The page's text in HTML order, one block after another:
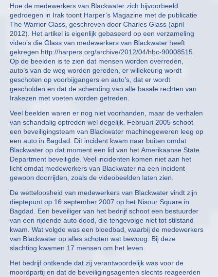
Hoe de medewerkers van Blackwater zich bijvoorbeeld
gedroegen in Irak toont Harper’s Magazine met de publicatie
The Warrior Class, geschreven door Charles Glass (april
2012). Het artikel is eigenlijk gebaseerd op een verzameling
video’s die Glass van medewerkers van Blackwater heeft
gekregen http://harpers.org/archive/2012/04/hbc-90008515.
Op de beelden is te zien dat mensen worden overreden,
auto’s van de weg worden gereden, er willekeurig wordt
geschoten op voorbijgangers en auto’s, dat er wordt
gescholden en dat de schending van alle basale rechten van
Irakezen met voeten worden getreden.
Veel beelden waren er nog niet voorhanden, maar de verhalen
van schandalig optreden wel degelijk. Februari 2005 schoot
een beveiligingsteam van Blackwater machinegeweren leeg op
een auto in Bagdad. Dit incident kwam naar buiten omdat
Blackwater op dat moment een lid van het Amerikaanse State
Department beveiligde. Veel incidenten komen niet aan het
licht omdat medewerkers van Blackwater na een incident
gewoon doorrijden, zoals de videobeelden laten zien.
De wetteloosheid van medewerkers van Blackwater vindt zijn
dieptepunt op 16 september 2007 op het Nisour Square in
Bagdad. Een beveiliger van het bedrijf schoot een bestuurder
van een rijdende auto dood, die tengevolge niet tot stilstand
kwam. Wat volgde was een bloedbad, waarbij de medewerkers
van Blackwater op alles schoten wat bewoog. Bij deze
slachting kwamen 17 mensen om het leven.
Het bedrijf ontkende dat zij verantwoordelijk was voor de
moordpartij en dat de beveiligingsagenten slechts reageerden